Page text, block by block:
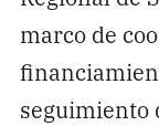
marco de
seguimiento